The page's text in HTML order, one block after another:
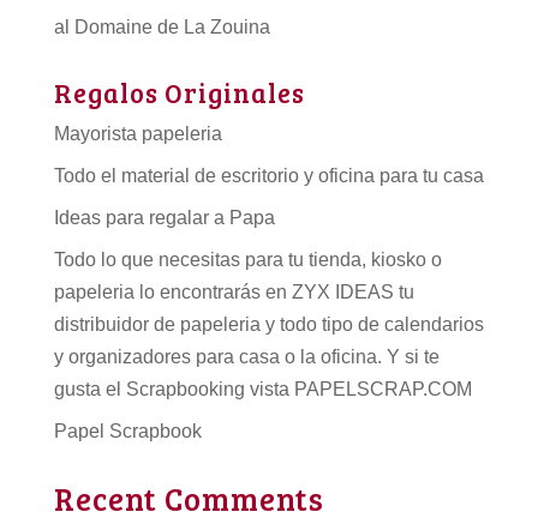
al Domaine de La Zouina
Regalos Originales
Mayorista papeleria
Todo el material de escritorio y oficina para tu casa
Ideas para regalar a Papa
Todo lo que necesitas para tu tienda, kiosko o
papeleria lo encontrarás en ZYX IDEAS tu
distribuidor de papeleria y todo tipo de calendarios
y organizadores para casa o la oficina. Y si te
gusta el Scrapbooking vista PAPELSCRAP.COM
Papel Scrapbook
Recent Comments